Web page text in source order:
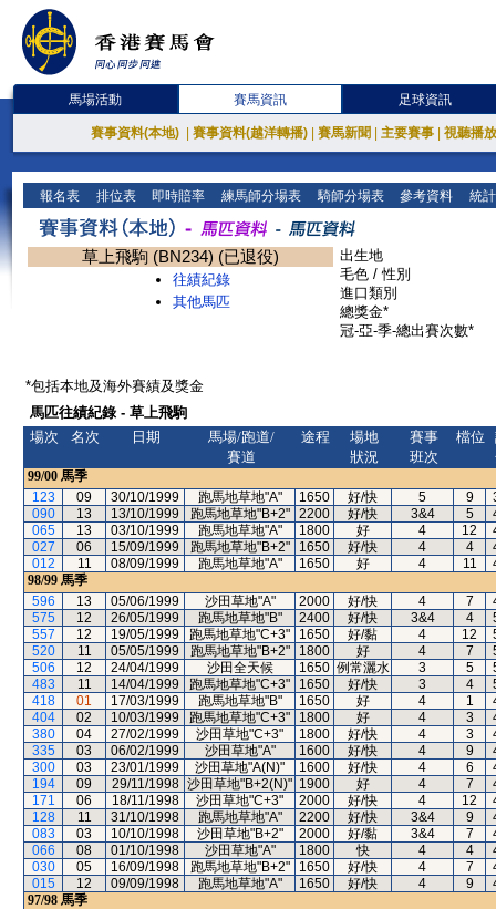
馬場活動 賽馬資訊 足球資訊
賽事資料(本地) 賽事資料(越洋轉播) 賽馬新聞 主要賽事 視聽播
報名表 排位表 即時賠率 練馬師分場表 騎師分場表 參考資料 統
草上飛駒 (BN234) (已退役)
往績紀錄
其他馬匹
出生地
毛色 / 性別
進口類別
總獎金*
冠-亞-季-總出賽次數*
*包括本地及海外賽績及獎金
馬匹往績紀錄 - 草上飛駒
場次
名次 日期
馬場/跑道/
賽道
途程
場地
狀況
賽事
班次
檔位
99/00 馬季
123
09 30/10/1999 跑馬地草地"A" 1650 好/快 5 9
090
13 13/10/1999 跑馬地草地"B+2" 2200 好/快 3&4 5
065
13 03/10/1999 跑馬地草地"A" 1800 好 4 12
027
06 15/09/1999 跑馬地草地"B+2" 1650 好/快 4 4
012
11 08/09/1999 跑馬地草地"A" 1650 好 4 11
98/99 馬季
596
13 05/06/1999 沙田草地"A" 2000 好/快 4 7
575
12 26/05/1999 跑馬地草地"B" 2400 好/快 3&4 4
557
12 19/05/1999 跑馬地草地"C+3" 1650 好/黏 4 12
520
11 05/05/1999 跑馬地草地"B+2" 1800 好 4 7
506
12 24/04/1999 沙田全天候 1650 例常灑水 3 5
483
11 14/04/1999 跑馬地草地"C+3" 1650 好/快 3 4
418
01 17/03/1999 跑馬地草地"B" 1650 好 4 1
404
02 10/03/1999 跑馬地草地"C+3" 1800 好 4 3
380
04 27/02/1999 沙田草地"C+3" 1800 好/快 4 3
335
03 06/02/1999 沙田草地"A" 1600 好/快 4 9
300
03 23/01/1999 沙田草地"A(N)" 1600 好/快 4 6
194
09 29/11/1998 沙田草地"B+2(N)" 1900 好 4 7
171
06 18/11/1998 沙田草地"C+3" 2000 好/快 4 12
128
11 31/10/1998 跑馬地草地"A" 2200 好/快 3&4 9
083
03 10/10/1998 沙田草地"B+2" 2000 好/黏 3&4 7
066
08 01/10/1998 沙田草地"A" 1800 快 4 4
030
05 16/09/1998 跑馬地草地"B+2" 1650 好/快 4 7
015
12 09/09/1998 跑馬地草地"A" 1650 好/快 4 9
97/98 馬季